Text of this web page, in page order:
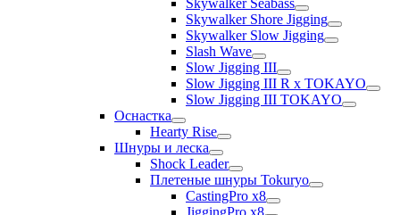
Skywalker Seabass
Skywalker Shore Jigging
Skywalker Slow Jigging
Slash Wave
Slow Jigging III
Slow Jigging III R x TOKAYO
Slow Jigging III TOKAYO
Оснастка
Hearty Rise
Шнуры и леска
Shock Leader
Плетеные шнуры Tokuryo
CastingPro x8